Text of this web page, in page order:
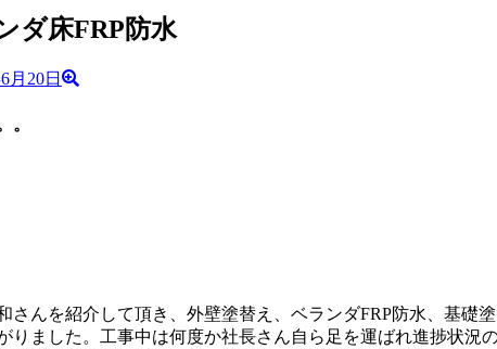
ダ床FRP防水
。
さんを紹介して頂き、外壁塗替え、ベランダFRP防水、基
りました。工事中は何度か社長さん自ら足を運ばれ進捗状況